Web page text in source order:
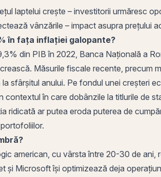
laptelui crește – investitorii urmăresc
vânzările – impact asupra prețului
în fața inflației galopante?
din PIB în 2022, Banca Națională a
Măsurile fiscale recente, precum
sfârșitul anului. Pe fondul unei creșteri
contextul în care dobânzile la titlurile de
ridicată ar putea eroda puterea de
american, cu vârsta între 20-30 de
și Microsoft își optimizează deja